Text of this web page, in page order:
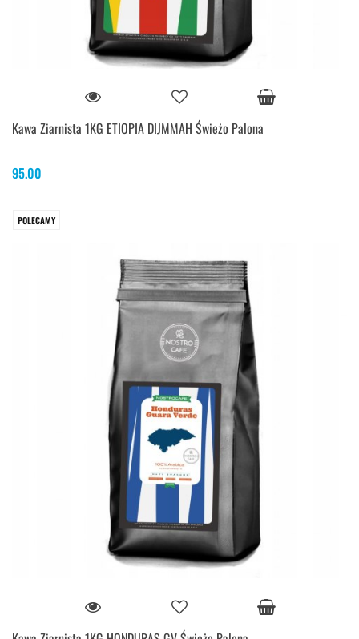
Kawa Ziarnista 1KG ETIOPIA DIJMMAH Świeżo Palona
95.00
POLECAMY